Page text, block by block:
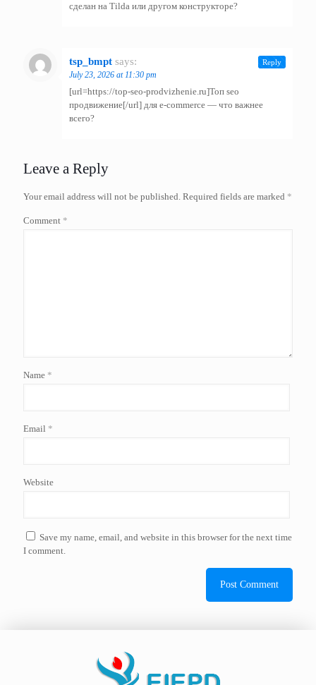
сделан на Tilda или другом конструкторе?
tsp_bmpt says:
July 23, 2026 at 11:30 pm
[url=https://top-seo-prodvizhenie.ru]Топ seo
продвижение[/url] для e-commerce — что важнее
всего?
Reply
Leave a Reply
Your email address will not be published. Required fields are marked *
Comment *
Name *
Email *
Website
Save my name, email, and website in this browser for the next time
I comment.